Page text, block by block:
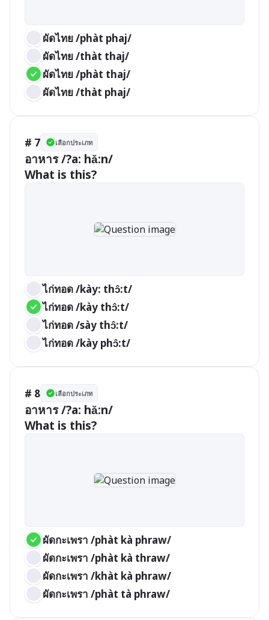
ผัดไทย /phàt phaj/
ผัดไทย /thàt thaj/
ผัดไทย /phàt thaj/
ผัดไทย /thàt phaj/
# 7 เลือกประเภท
อาหาร /?a: hǎ:n/
What is this?
ไก่ทอด /kày: thɔ̂:t/
ไก่ทอด /kày thɔ̂:t/
ไก่ทอด /sày thɔ̂:t/
ไก่ทอด /kày phɔ̂:t/
# 8 เลือกประเภท
อาหาร /?a: hǎ:n/
What is this?
ผัดกะเพรา /phàt kà phraw/
ผัดกะเพรา /phàt kà thraw/
ผัดกะเพรา /khàt kà phraw/
ผัดกะเพรา /phàt tà phraw/